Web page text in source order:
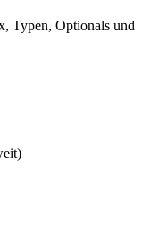
Typen, Optionals und